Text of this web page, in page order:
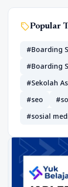
sellPopular
#Boarding
#Boarding
#Sekolah
#seo
#sosial